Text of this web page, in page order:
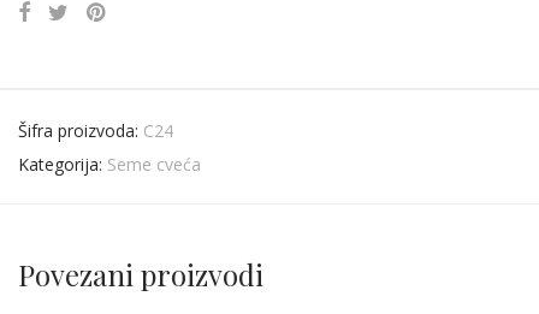
Šifra proizvoda: C24
Kategorija: Seme cveća
Povezani proizvodi